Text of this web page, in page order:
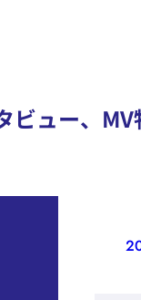
ビュー、